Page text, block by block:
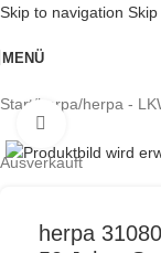
Skip to navigation
MENÜ
Start/herpa/herpa -
Ausverkauft
herpa